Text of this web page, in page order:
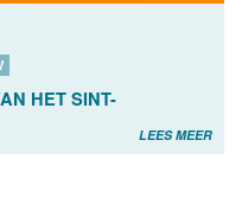
HET SINT-
LEES MEER